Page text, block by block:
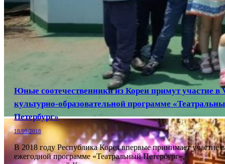
Юные соотечественники из Кореи примут участие в
культурно-образовательной программе
Петербург»
18/09/2018
В 2018 году Республика Корея впервые принимает участие в
ежегодной программе «Театральный Петербург»,